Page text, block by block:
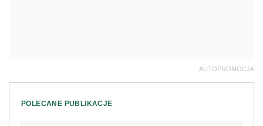
AUTOPROMOCJA
POLECANE PUBLIKACJE